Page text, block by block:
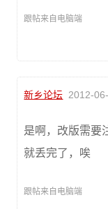
跟帖来自电脑端
新乡论坛 2012-
是啊，改版需要
就丢完了，唉
跟帖来自电脑端